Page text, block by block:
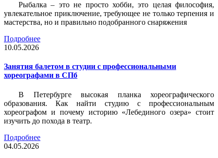
Рыбалка – это не просто хобби, это целая философия,
увлекательное приключение, требующее не только терпения и
мастерства, но и правильно подобранного снаряжения
Подробнее
10.05.2026
Занятия балетом в студии с профессиональными
хореографами в СПб
В Петербурге высокая планка хореографического
образования. Как найти студию с профессиональным
хореографом и почему историю «Лебединого озера» стоит
изучить до похода в театр.
Подробнее
04.05.2026